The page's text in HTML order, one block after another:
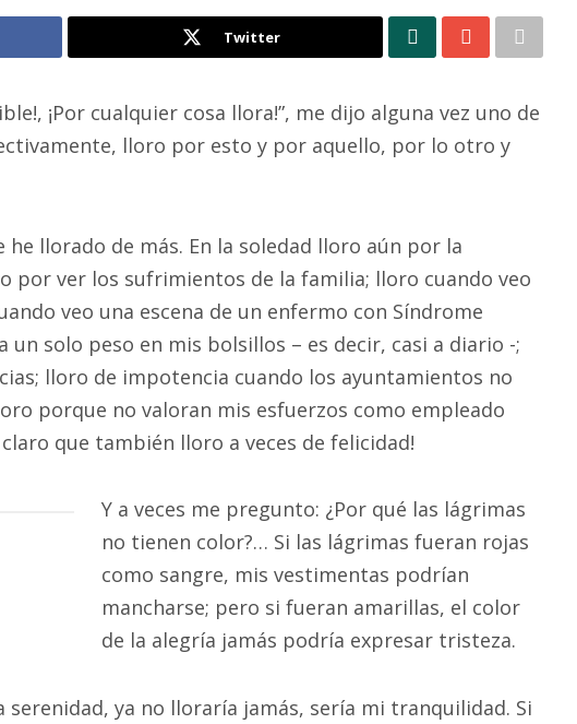
Twitter
¡Por cualquier cosa llora!”, me dijo alguna vez uno de
lloro por esto y por aquello, por lo otro y
llorado de más. En la soledad lloro aún por la
por ver los sufrimientos de la familia; lloro cuando veo
veo una escena de un enfermo con Síndrome
un solo peso en mis bolsillos – es decir, casi a diario -;
lloro de impotencia cuando los ayuntamientos no
porque no valoran mis esfuerzos como empleado
que también lloro a veces de felicidad!
Y a veces me pregunto: ¿Por qué las lágrimas
no tienen color?… Si las lágrimas fueran rojas
como sangre, mis vestimentas podrían
mancharse; pero si fueran amarillas, el color
de la alegría jamás podría expresar tristeza.
serenidad, ya no lloraría jamás, sería mi tranquilidad. Si